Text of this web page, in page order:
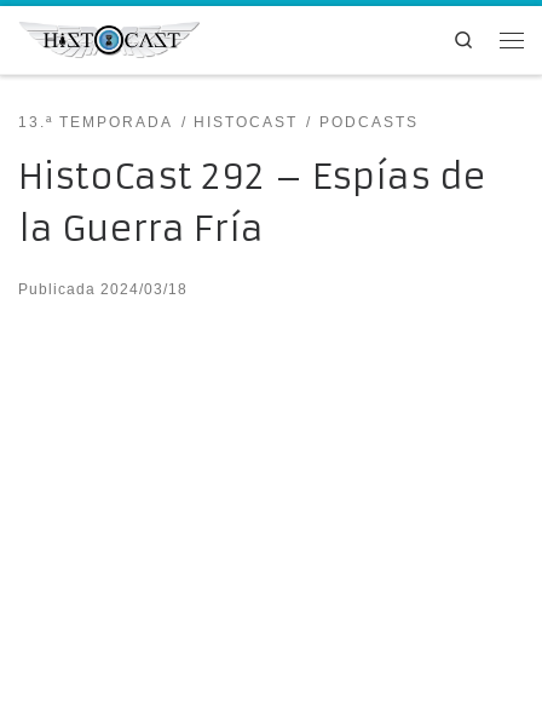
Saltar al contenido
Search
13.ª TEMPORADA HISTOCAST PODCASTS
HistoCast 292 – Espías de
la Guerra Fría
Publicada 2024/03/18